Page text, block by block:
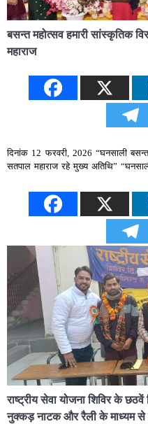
बसन्त महोत्सव हमारी सांस्कृतिक
महाराज
दिनांक 12 फरवरी, 2026 “घनसाली
सतपाल महाराज रहे मुख्य अतिथि”
राष्ट्रीय सेवा योजना शिविर के
नुक्कड़ नाटक और रैली के माध्यम